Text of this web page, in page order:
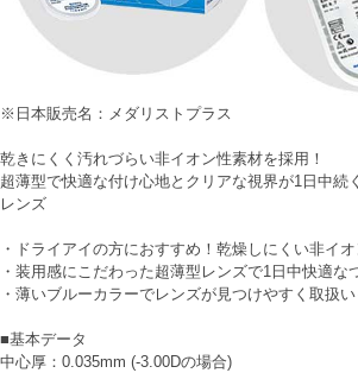
※日本販売名：メダリストプラス
乾きにくく汚れづらい非イオン性素材を採用！
超薄型で快適な付け心地とクリアな視界が1日中続
レンズ
・ドライアイの方におすすめ！乾燥しにくい非イ
・装用感にこだわった超薄型レンズで1日中快適な
・薄いブルーカラーでレンズが見つけやすく取扱
■基本データ
中心厚：0.035mm (-3.00Dの場合)